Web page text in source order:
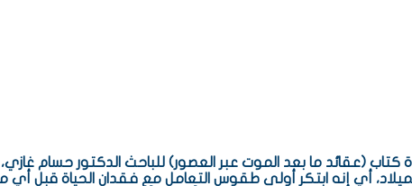
(عقائد ما بعد الموت عبر العصور) للباحث الدكتور حسام غازي،